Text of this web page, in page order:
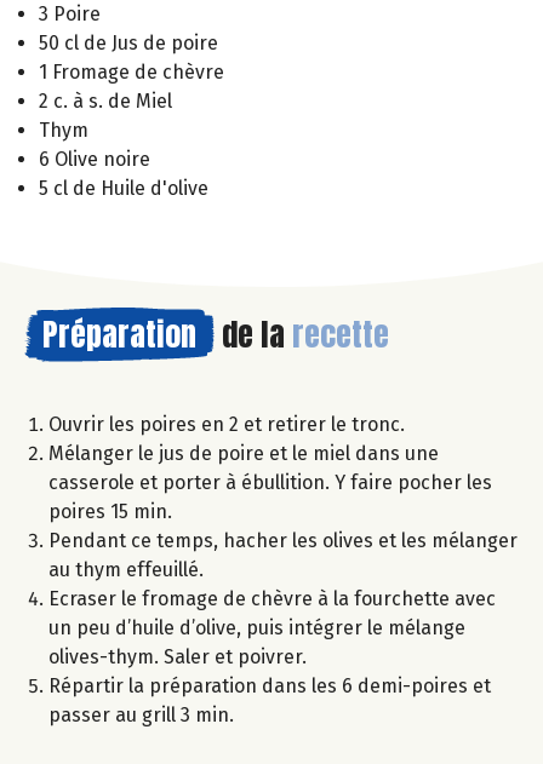
3 Poire
50 cl de Jus de poire
1 Fromage de chèvre
2 c. à s. de Miel
Thym
6 Olive noire
5 cl de Huile d'olive
Préparation de la recette
Ouvrir les poires en 2 et retirer le tronc.
Mélanger le jus de poire et le miel dans une
casserole et porter à ébullition. Y faire pocher les
poires 15 min.
Pendant ce temps, hacher les olives et les mélanger
au thym effeuillé.
Ecraser le fromage de chèvre à la fourchette avec
un peu d’huile d’olive, puis intégrer le mélange
olives-thym. Saler et poivrer.
Répartir la préparation dans les 6 demi-poires et
passer au grill 3 min.